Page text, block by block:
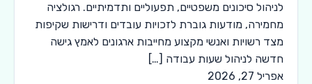
לניהול סיכונים משפטיים, תפעוליים ותדמיתיים. רגולציה
מחמירה, מודעות גוברת לזכויות עובדים ודרישות שקיפות
מצד רשויות ואנשי מקצוע מחייבות ארגונים לאמץ גישה
חדשה לניהול שעות עבודה […]
אפריל 27, 2026